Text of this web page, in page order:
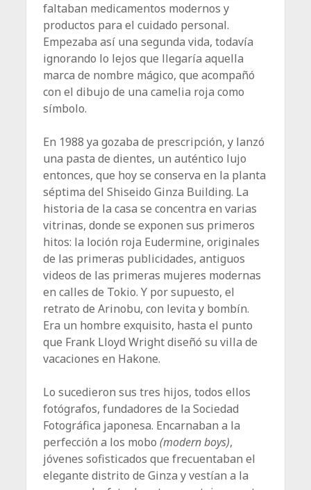
faltaban medicamentos modernos y
productos para el cuidado personal.
Empezaba así una segunda vida, todavía
ignorando lo lejos que llegaría aquella
marca de nombre mágico, que acompañó
con el dibujo de una camelia roja como
símbolo.
En 1988 ya gozaba de prescripción, y lanzó
una pasta de dientes, un auténtico lujo
entonces, que hoy se conserva en la planta
séptima del Shiseido Ginza Building. La
historia de la casa se concentra en varias
vitrinas, donde se exponen sus primeros
hitos: la loción roja Eudermine, originales
de las primeras publicidades, antiguos
videos de las primeras mujeres modernas
en calles de Tokio. Y por supuesto, el
retrato de Arinobu, con levita y bombín.
Era un hombre exquisito, hasta el punto
que Frank Lloyd Wright diseñó su villa de
vacaciones en Hakone.
Lo sucedieron sus tres hijos, todos ellos
fotógrafos, fundadores de la Sociedad
Fotográfica japonesa. Encarnaban a la
perfección a los mobo (modern boys),
jóvenes sofisticados que frecuentaban el
elegante distrito de Ginza y vestían a la